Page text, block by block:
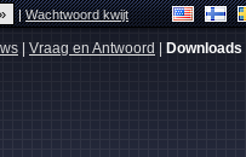
|Wachtwoord kwijt
Vraag en Antwoord Downloads